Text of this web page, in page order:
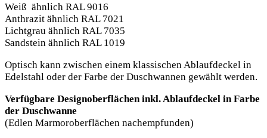
Weiß ähnlich RAL 9016
Anthrazit ähnlich RAL 7021
Lichtgrau ähnlich RAL 7035
Sandstein ähnlich RAL 1019
Optisch kann zwischen einem klassischen Ablaufdeckel in
Edelstahl oder der Farbe der Duschwannen gewählt werden.
Verfügbare Designoberflächen inkl. Ablaufdeckel in Farbe
der Duschwanne
(Edlen Marmoroberflächen nachempfunden)